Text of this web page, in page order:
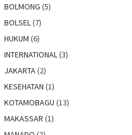
BOLMONG (5)
BOLSEL(7)
HUKUM (6)
INTERNATIONAL(3)
JAKARTA(2)
KESEHATAN (1)
KOTAMOBAGU (13)
MAKASSAR (1)